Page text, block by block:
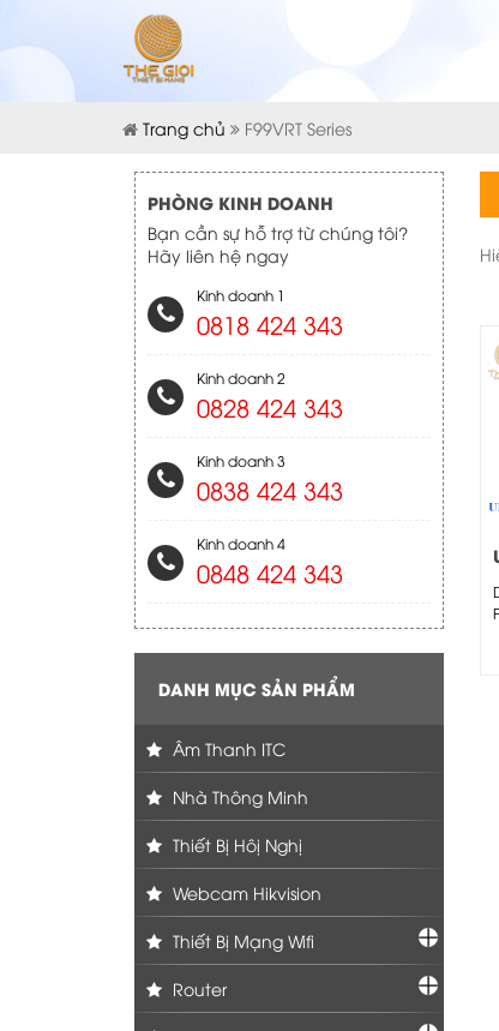
Trang chủ F99VRT Series
PHÒNG KINH DOANH
Bạn cần sự hỗ trợ từ chúng tôi?
Hãy liên hệ ngay
Kinh doanh 1
0818 424 343
Kinh doanh 2
0828 424 343
Kinh doanh 3
0838 424 343
Kinh doanh 4
0848 424 343
DANH MỤC SẢN PHẨM
Âm Thanh ITC
Nhà Thông Minh
Thiết Bị Hôị Nghị
Webcam Hikvision
Thiết Bị Mạng Wifi
Router